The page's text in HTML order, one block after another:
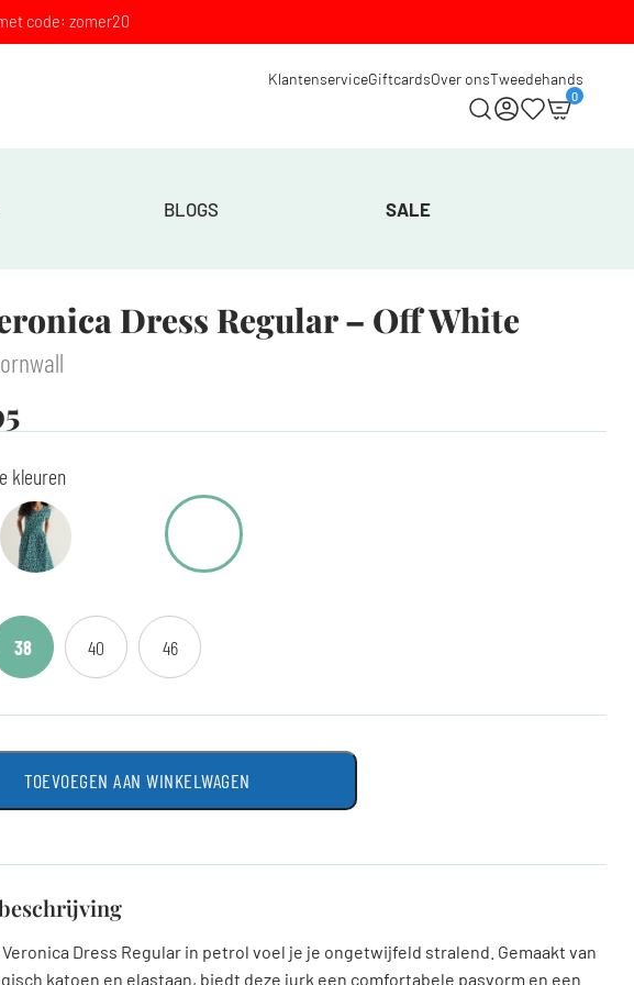
code: zomer20
KlantenserviceGiftcardsOver onsTweedehands
0
BLOGS SALE
Dress Regular – Off White
kleuren
38 40 46
TOEVOEGEN AAN WINKELWAGEN
Veronica Dress Regular in petrol voel je je ongetwijfeld stralend. Gemaakt van
katoen en elastaan, biedt deze jurk een comfortabele pasvorm en een